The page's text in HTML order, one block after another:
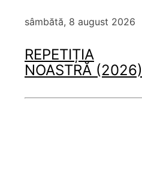
sâmbătă, 8 august 2026
REPETIȚIA
NOASTRĂ (2026)